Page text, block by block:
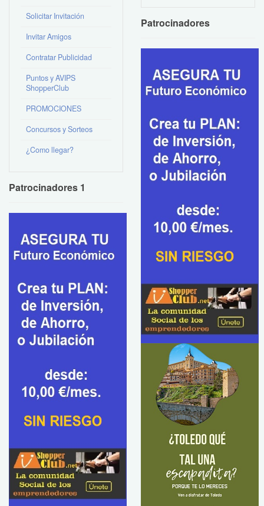
Solicitar Invitación
Invitar Amigos
Contratar Publicidad
Puntos y AVIPS
ShopperClub
PROMOCIONES
Concursos y Sorteos
¿Como llegar?
Patrocinadores 1
Patrocinadores